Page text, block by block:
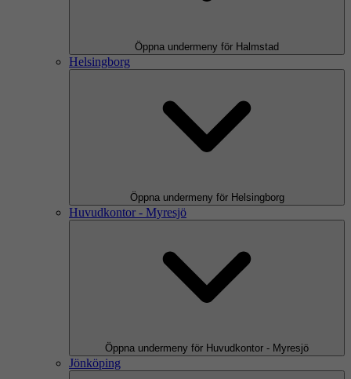
Öppna undermeny för Halmstad
Helsingborg
Öppna undermeny för Helsingborg
Huvudkontor - Myresjö
Öppna undermeny för Huvudkontor - Myresjö
Jönköping